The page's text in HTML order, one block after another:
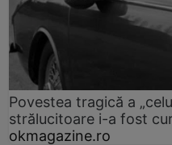
Povestea tragică a
strălucitoare i-a fost
okmagazine.ro